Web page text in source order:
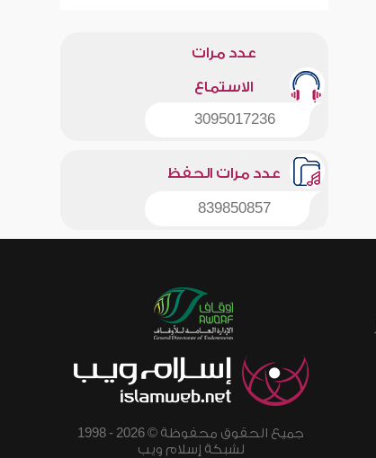
عدد مرات
الاستماع
3095017236
عدد مرات الحفظ
839850857
جميع الحقوق محفوظة © 2026 - 1998
لشبكة إسلام ويب